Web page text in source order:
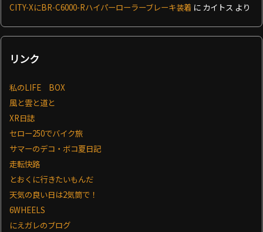
CITY-XにBR-C6000-Rハイパーローラーブレーキ装着 に カイトス より
リンク
私のLIFE BOX
風と雲と道と
XR日誌
セロー250でバイク旅
サマーのデコ・ボコ夏日記
走転快路
とおくに行きたいもんだ
天気の良い日は2気筒で！
6WHEELS
にえガレのブログ